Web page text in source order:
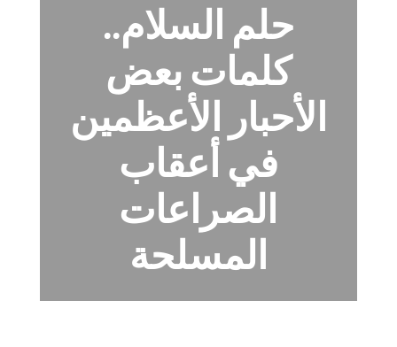
حلم السلام..
كلمات بعض
الأحبار الأعظمين
في أعقاب
الصراعات
المسلحة